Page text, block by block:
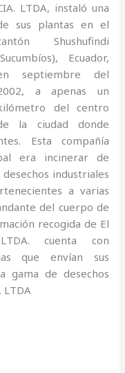
LTDA, instaló una
sus plantas en el
Shushufindi
Ecuador,
septiembre del
a apenas un
del centro
la ciudad donde
Esta compañía
era incinerar de
industriales
a varias
del cuerpo de
recogida de El
cuenta con
que envían sus
gama de desechos
LTDA